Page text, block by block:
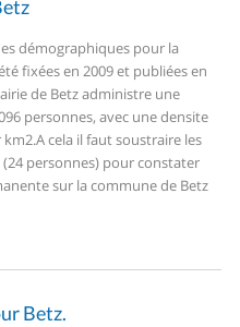
démographiques pour la
fixées en 2009 et publiées en
de Betz administre une
personnes, avec une densite
km2.A cela il faut soustraire les
(24 personnes) pour constater
sur la commune de Betz
Betz.